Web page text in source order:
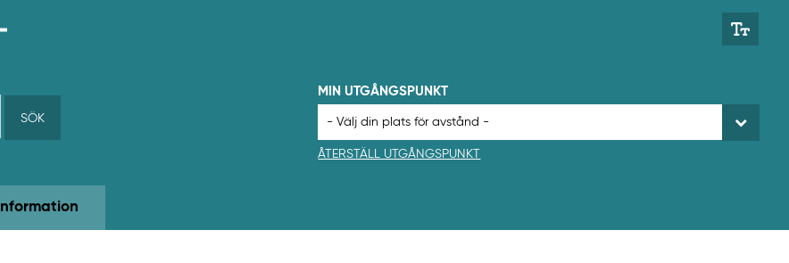
SÖK
MIN UTGÅNGSPUNKT
ÅTERSTÄLL UTGÅNGSPUNKT
Information